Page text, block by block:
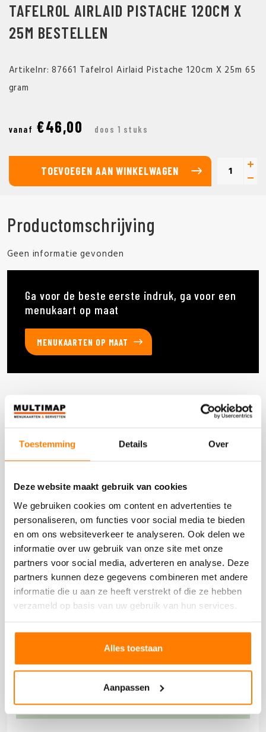
Toestemming Details Over
Deze website maakt gebruik van cookies
We gebruiken cookies om content en advertenties te
personaliseren, om functies voor social media te bieden
en om ons websiteverkeer te analyseren. Ook delen we
informatie over uw gebruik van onze site met onze
partners voor social media, adverteren en analyse. Deze
partners kunnen deze gegevens combineren met andere
informatie die u aan ze heeft verstrekt of die ze hebben
verzameld op basis van uw gebruik van hun services.
Alles toestaan
Aanpassen
TAFELROL AIRLAID PISTACHE 120CM X
25M BESTELLEN
Artikelnr: 87661 Tafelrol Airlaid Pistache 120cm X 25m 65
gram
vanaf €46,00 doos 1 stuks
TOEVOEGEN AAN WINKELWAGEN
Productomschrijving
Geen informatie gevonden
Ga voor de beste eerste indruk, ga voor een
menukaart op maat
MENUKAARTEN OP MAAT
Deze producten heb je eerder bekeken